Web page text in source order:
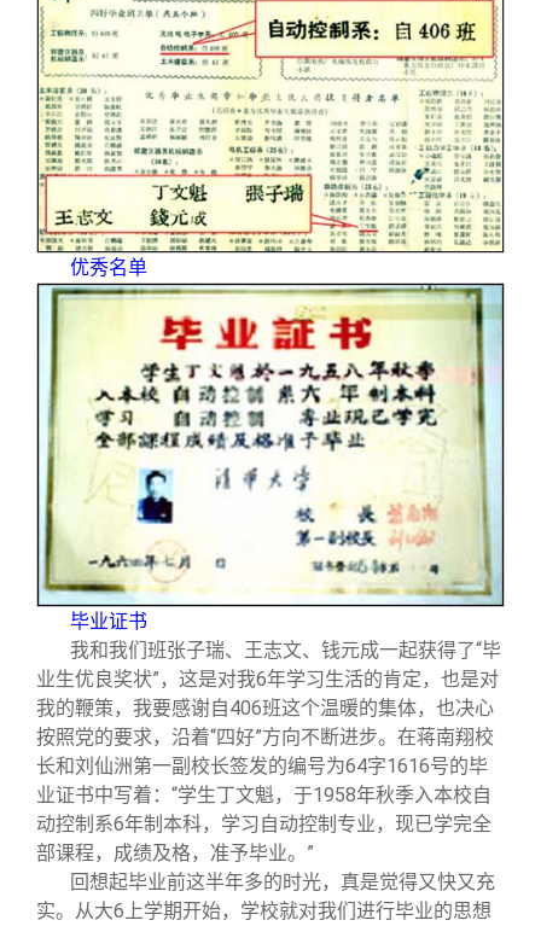
优秀名单
毕业证书
我和我们班张子瑞、王志文、钱元成一起获得了“毕
业生优良奖状”，这是对我6年学习生活的肯定，也是对
我的鞭策，我要感谢自406班这个温暖的集体，也决心
按照党的要求，沿着“四好”方向不断进步。在蒋南翔校
长和刘仙洲第一副校长签发的编号为64字1616号的毕
业证书中写着：“学生丁文魁，于1958年秋季入本校自
动控制系6年制本科，学习自动控制专业，现已学完全
部课程，成绩及格，准予毕业。”
回想起毕业前这半年多的时光，真是觉得又快又充
实。从大6上学期开始，学校就对我们进行毕业的思想